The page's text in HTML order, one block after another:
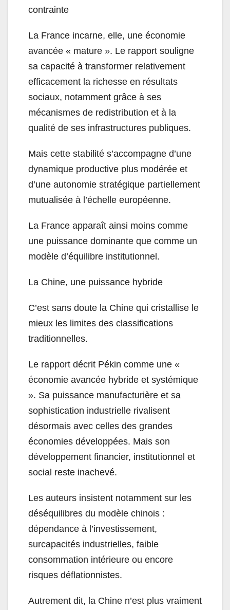
contrainte
La France incarne, elle, une économie
avancée « mature ». Le rapport souligne
sa capacité à transformer relativement
efficacement la richesse en résultats
sociaux, notamment grâce à ses
mécanismes de redistribution et à la
qualité de ses infrastructures publiques.
Mais cette stabilité s’accompagne d’une
dynamique productive plus modérée et
d’une autonomie stratégique partiellement
mutualisée à l’échelle européenne.
La France apparaît ainsi moins comme
une puissance dominante que comme un
modèle d’équilibre institutionnel.
La Chine, une puissance hybride
C’est sans doute la Chine qui cristallise le
mieux les limites des classifications
traditionnelles.
Le rapport décrit Pékin comme une «
économie avancée hybride et systémique
». Sa puissance manufacturière et sa
sophistication industrielle rivalisent
désormais avec celles des grandes
économies développées. Mais son
développement financier, institutionnel et
social reste inachevé.
Les auteurs insistent notamment sur les
déséquilibres du modèle chinois :
dépendance à l’investissement,
surcapacités industrielles, faible
consommation intérieure ou encore
risques déflationnistes.
Autrement dit, la Chine n’est plus vraiment